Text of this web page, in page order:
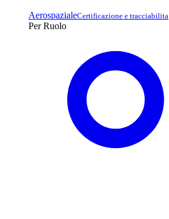
AerospazialeCertificazione e tracciabilita
Per Ruolo